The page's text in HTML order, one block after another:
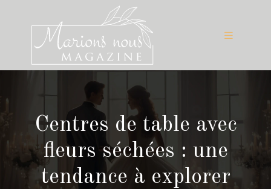
Centres de table avec
fleurs séchées : une
tendance à explorer